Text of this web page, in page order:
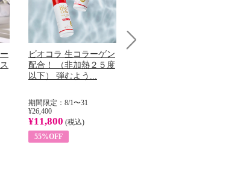
ビオコラ 生コラーゲン
配合！ （非加熱２５度
以下） 弾むよう...
期間限定：8/1〜31
¥26,400
¥11,800 (税込)
55%OFF